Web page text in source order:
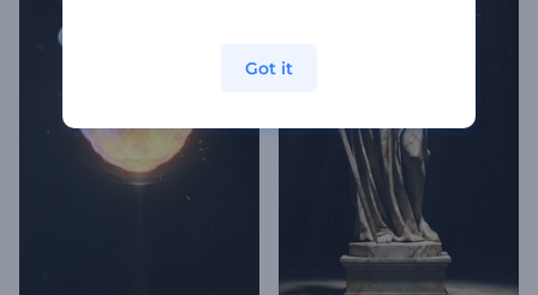
Got it